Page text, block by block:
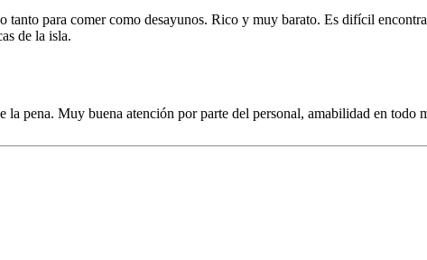
para comer como desayunos. Rico y muy barato. Es difícil
de la isla.
pena. Muy buena atención por parte del personal, amabilidad en todo